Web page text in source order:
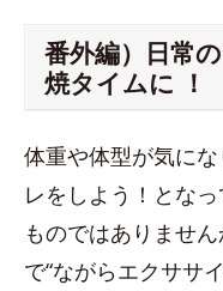
番外編）日常
焼タイムに ！
体重や体型が気に
レをしよう！とな
ものではありませ
で“ながらエクササ